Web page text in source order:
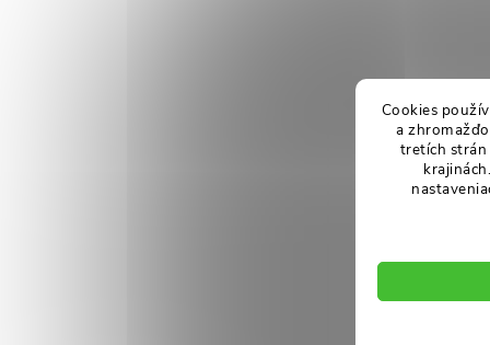
Cookies
a
tretích strán